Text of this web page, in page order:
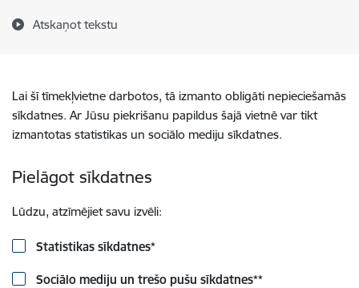
Atskaņot tekstu
Lai šī tīmekļvietne darbotos, tā izmanto obligāti nepieciešamās
sīkdatnes. Ar Jūsu piekrišanu papildus šajā vietnē var tikt
izmantotas statistikas un sociālo mediju sīkdatnes.
Pielāgot sīkdatnes
Lūdzu, atzīmējiet savu izvēli:
Statistikas sīkdatnes*
Sociālo mediju un trešo pušu sīkdatnes**